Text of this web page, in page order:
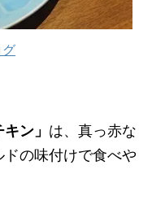
ン」 は、真っ赤な
の味付けで食べや